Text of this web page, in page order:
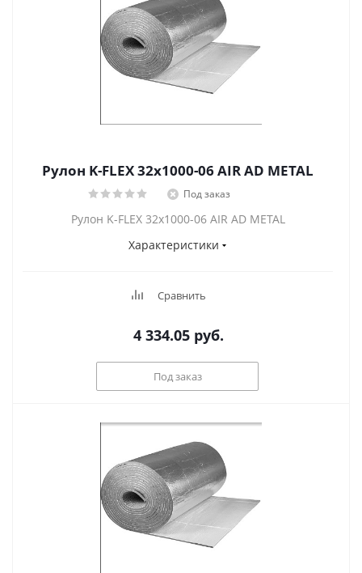
Рулон K-FLEX 32x1000-06 AIR AD METAL
Под заказ
Рулон K-FLEX 32x1000-06 AIR AD METAL
Характеристики
Сравнить
4 334.05руб.
Под заказ